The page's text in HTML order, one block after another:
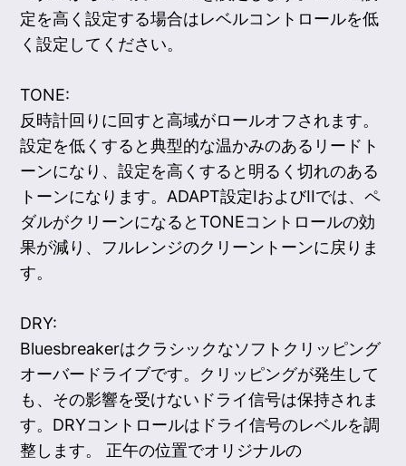
定を高く設定する場合はレベルコントロールを低
く設定してください。
TONE:
反時計回りに回すと高域がロールオフされます。
設定を低くすると典型的な温かみのあるリードト
ーンになり、設定を高くすると明るく切れのある
トーンになります。ADAPT設定IおよびIIでは、ペ
ダルがクリーンになるとTONEコントロールの効
果が減り、フルレンジのクリーントーンに戻りま
す。
DRY:
Bluesbreakerはクラシックなソフトクリッピング
オーバードライブです。クリッピングが発生して
も、その影響を受けないドライ信号は保持されま
す。DRYコントロールはドライ信号のレベルを調
整します。 正午の位置でオリジナルの